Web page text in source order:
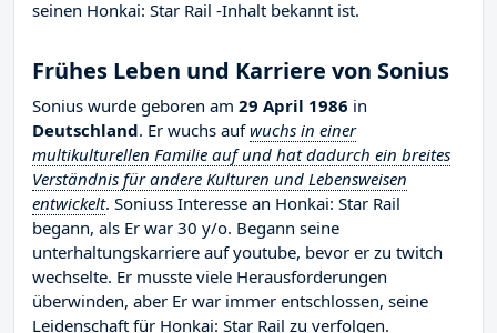
seinen Honkai: Star Rail -Inhalt bekannt ist.
Frühes Leben und Karriere von Sonius
Sonius wurde geboren am 29 April 1986 in
Deutschland. Er wuchs aufwuchs in einer
multikulturellen Familie auf und hat dadurch ein breites
Verständnis für andere Kulturen und Lebensweisen
entwickelt. Soniuss Interesse an Honkai: Star Rail
begann, als Er war 30 y/o. Begann seine
unterhaltungskarriere auf youtube, bevor er zu twitch
wechselte. Er musste viele Herausforderungen
überwinden, aber Er war immer entschlossen, seine
Leidenschaft für Honkai: Star Rail zu verfolgen.